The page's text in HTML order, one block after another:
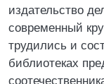
издательство
современный
трудились и
библиотеках